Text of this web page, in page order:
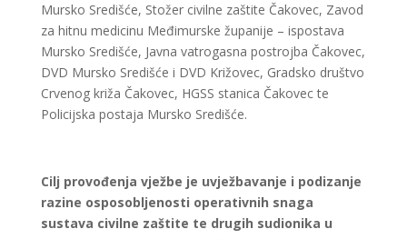
Mursko Središće, Stožer civilne zaštite Čakovec, Zavod
za hitnu medicinu Međimurske županije – ispostava
Mursko Središće, Javna vatrogasna postrojba Čakovec,
DVD Mursko Središće i DVD Križovec, Gradsko društvo
Crvenog križa Čakovec, HGSS stanica Čakovec te
Policijska postaja Mursko Središće.
Cilj provođenja vježbe je uvježbavanje i podizanje
razine osposobljenosti operativnih snaga
sustava civilne zaštite te drugih sudionika u